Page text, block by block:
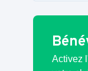
Activez